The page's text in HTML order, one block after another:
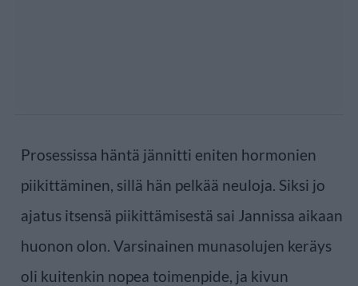
Prosessissa häntä jännitti eniten hormonien
piikittäminen, sillä hän pelkää neuloja. Siksi jo
ajatus itsensä piikittämisestä sai Jannissa aikaan
huonon olon. Varsinainen munasolujen keräys
oli kuitenkin nopea toimenpide, ja kivun